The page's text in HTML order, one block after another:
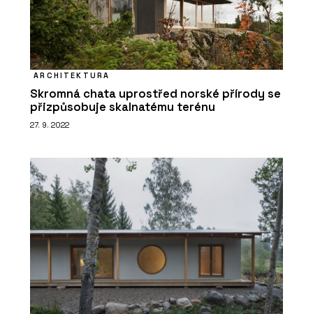
ARCHITEKTURA
Skromná chata uprostřed norské přírody se
přizpůsobuje skalnatému terénu
27. 9. 2022